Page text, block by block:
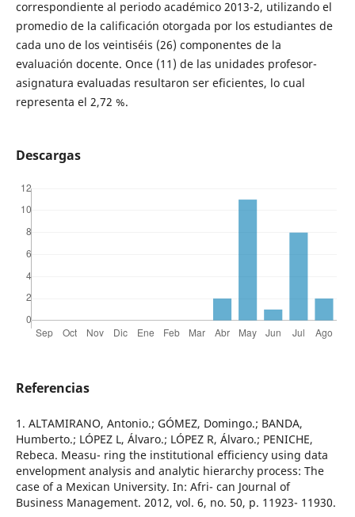
correspondiente al periodo académico 2013-2, utilizando el
promedio de la calificación otorgada por los estudiantes de
cada uno de los veintiséis (26) componentes de la
evaluación docente. Once (11) de las unidades profesor-
asignatura evaluadas resultaron ser eficientes, lo cual
representa el 2,72 %.
Descargas
Referencias
1. ALTAMIRANO, Antonio.; GÓMEZ, Domingo.; BANDA,
Humberto.; LÓPEZ L, Álvaro.; LÓPEZ R, Álvaro.; PENICHE,
Rebeca. Measu- ring the institutional efficiency using data
envelopment analysis and analytic hierarchy process: The
case of a Mexican University. In: Afri- can Journal of
Business Management. 2012, vol. 6, no. 50, p. 11923- 11930.